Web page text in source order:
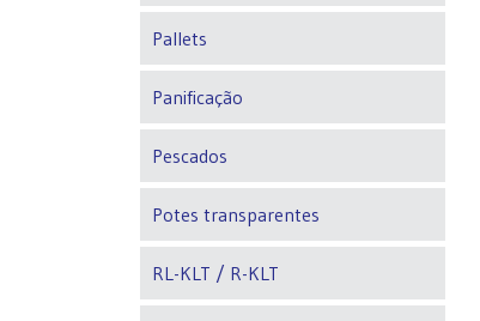
Pallets
Panificação
Pescados
Potes transparentes
RL-KLT / R-KLT